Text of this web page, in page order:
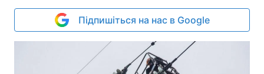
Підпишіться на нас в Google